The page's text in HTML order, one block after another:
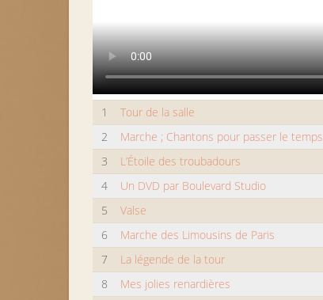
1 Tour de la salle
2
Marche ; Chantons pour passer le temps
3
L’Étoile des troubadours
4
Un DVD par Boulevard Studio
5
Valse
6
Marche des Limousins de Paris
7
La légende de la tour
8
Mes jolies renardières